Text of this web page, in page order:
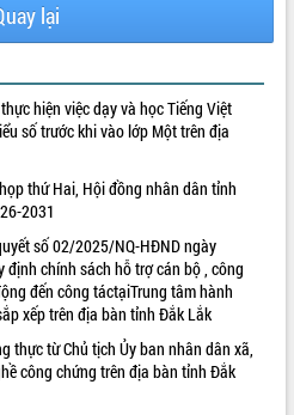
lại
hiện việc dạy và học Tiếng Việt
số trước khi vào lớp Một trên địa
thứ Hai, Hội đồng nhân dân tỉnh
2031
số 02/2025/NQ-HĐND ngày
chính sách hỗ trợ cán bộ , công
đến công táctạiTrung tâm hành
xếp trên địa bàn tỉnh Đắk Lắk
thực từ Chủ tịch Ủy ban nhân dân xã,
công chứng trên địa bàn tỉnh Đắk